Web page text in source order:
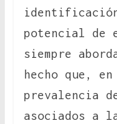
potencial de
siempre
hecho que,
prevalencia
asociados a